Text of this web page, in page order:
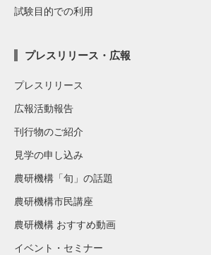
試験目的での利用
プレスリリース・広報
プレスリリース
広報活動報告
刊行物のご紹介
見学の申し込み
農研機構「旬」の話題
農研機構市民講座
農研機構 おすすめ動画
イベント・セミナー